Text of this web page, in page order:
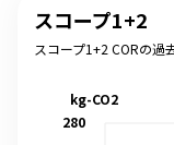
スコープ1+2
スコープ1+2 CORの過
280
kg-CO2